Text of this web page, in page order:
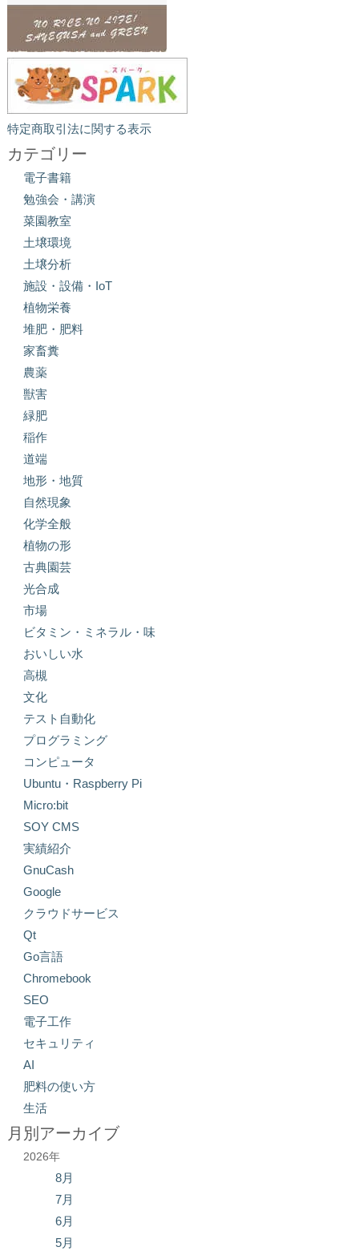
特定商取引法に関する表示
カテゴリー
電子書籍
勉強会・講演
菜園教室
土壌環境
土壌分析
施設・設備・IoT
植物栄養
堆肥・肥料
家畜糞
農薬
獣害
緑肥
稲作
道端
地形・地質
自然現象
化学全般
植物の形
古典園芸
光合成
市場
ビタミン・ミネラル・味
おいしい水
高槻
文化
テスト自動化
プログラミング
コンピュータ
Ubuntu・Raspberry Pi
Micro:bit
SOY CMS
実績紹介
GnuCash
Google
クラウドサービス
Qt
Go言語
Chromebook
SEO
電子工作
セキュリティ
AI
肥料の使い方
生活
月別アーカイブ
2026年
8月
7月
6月
5月